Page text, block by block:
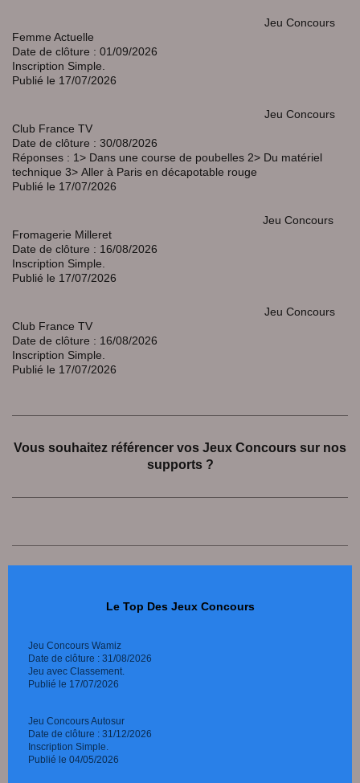
Jeu Concours
Femme Actuelle
Date de clôture : 01/09/2026
Inscription Simple.
Publié le 17/07/2026
Jeu Concours
Club France TV
Date de clôture : 30/08/2026
Réponses : 1> Dans une course de poubelles 2> Du matériel
technique 3> Aller à Paris en décapotable rouge
Publié le 17/07/2026
Jeu Concours
Fromagerie Milleret
Date de clôture : 16/08/2026
Inscription Simple.
Publié le 17/07/2026
Jeu Concours
Club France TV
Date de clôture : 16/08/2026
Inscription Simple.
Publié le 17/07/2026
Vous souhaitez référencer vos Jeux Concours sur nos
supports ?
Le Top Des Jeux Concours
Jeu Concours Wamiz
Date de clôture : 31/08/2026
Jeu avec Classement.
Publié le 17/07/2026
Jeu Concours Autosur
Date de clôture : 31/12/2026
Inscription Simple.
Publié le 04/05/2026